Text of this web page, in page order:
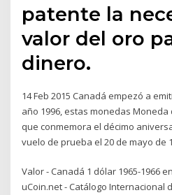
patente la
valor del oro
dinero.
14 Feb 2015 Canadá empezó a
año 1996, estas monedas
que conmemora el décimo
vuelo de prueba el 20 de mayo de
Valor - Canadá 1 dólar 1965-1966
uCoin.net - Catálogo Internacional